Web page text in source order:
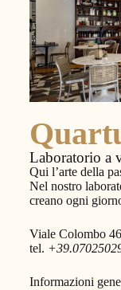
Laboratorio a
Qui l’arte della
Nel nostro
creano ogni
Viale Colombo
tel.
Informazioni